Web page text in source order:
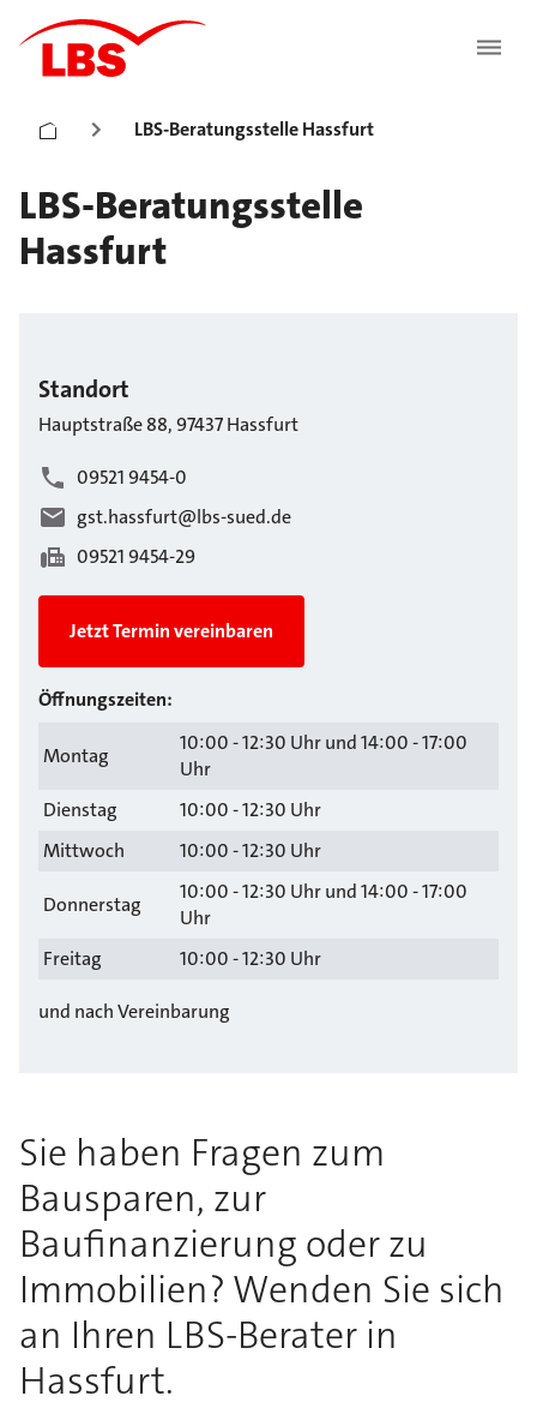
LBS-Beratungsstelle Hassfurt
LBS-Beratungsstelle
Hassfurt
Standort
Hauptstraße88,97437Hassfurt
09521 9454-0
gst.hassfurt@lbs-sued.de
09521 9454-29
Jetzt Termin vereinbaren
Öffnungszeiten:
Montag
10:00 - 12:30 Uhr und 14:00 - 17:00
Uhr
Dienstag
10:00 - 12:30 Uhr
Mittwoch
10:00 - 12:30 Uhr
Donnerstag
10:00 - 12:30 Uhr und 14:00 - 17:00
Uhr
Freitag
10:00 - 12:30 Uhr
und nach Vereinbarung
Sie haben Fragen zum
Bausparen, zur
Baufinanzierung oder zu
Immobilien? Wenden Sie sich
an Ihren LBS-Berater in
Hassfurt.